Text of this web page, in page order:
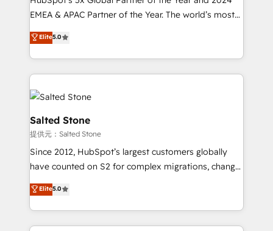
EMEA & APAC Partner of the Year. The world’s most
experienced and fully accredited HubSpot Solutions
Partner. 🚀 With 2,750+ HubSpot projects delivered
and 370+ specialists across EMEA, APAC and NAM,
we de-risk complex CRM programmes and
accelerate ROI across every HubSpot Hub. 🧭 From
multi-region migrations to AI-powered automation,
we turn complexity into clarity, human at global
scale. 🏆 HubSpot’s CEO called us “the partner of the
future.” Others agree it is proof of trust built through
measurable impact.
Elite5.0
Salted Stone
提供元：Salted Stone
Since 2012, HubSpot’s largest customers globally
have counted on S2 for complex migrations, change
management, systems integration, and creative
solutions that deliver measurable impact and
transform brand experiences As one of the few full-
service creative agencies in the HubSpot
Elite5.0